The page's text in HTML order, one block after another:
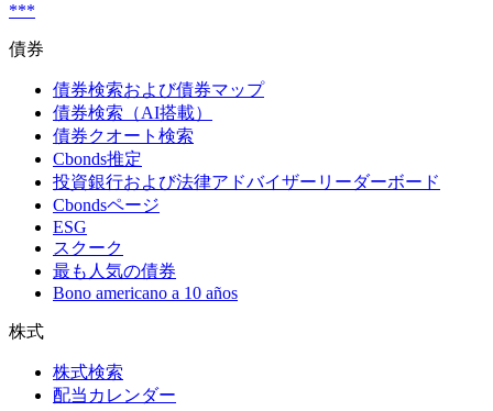
***
債券
債券検索および債券マップ
債券検索（AI搭載）
債券クオート検索
Cbonds推定
投資銀行および法律アドバイザーリーダーボード
Cbondsページ
ESG
スクーク
最も人気の債券
Bono americano a 10 años
株式
株式検索
配当カレンダー